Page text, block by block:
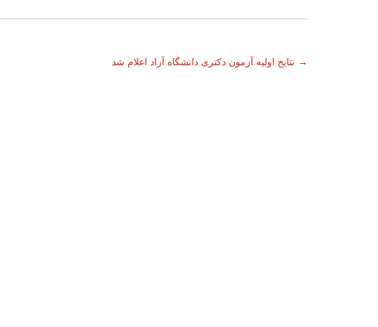
ناوبری
نتایج اولیه آزمون دکتری دانشگاه آزاد اعلام شد →